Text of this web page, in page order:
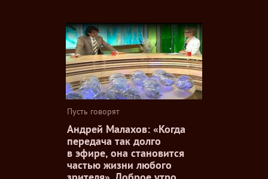
Пусть говорят
Андрей Малахов: «Когда
передача так долго
в эфире, она становится
частью жизни любого